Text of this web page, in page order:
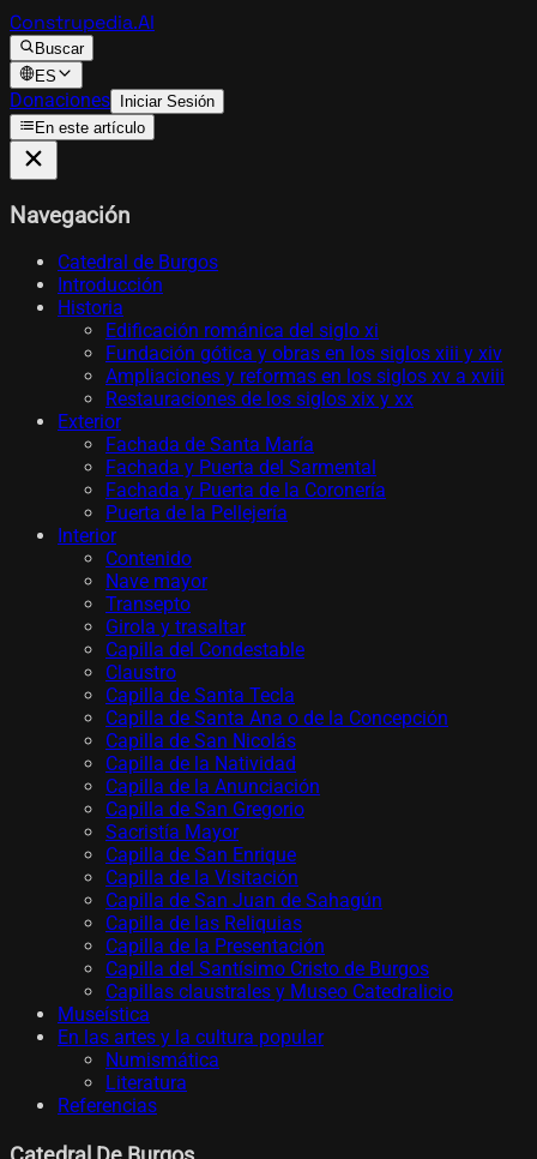
Construpedia.AI
Buscar
ES
Donaciones Iniciar Sesión
En este artículo
Navegación
Catedral de Burgos
Introducción
Historia
Edificación románica del siglo xi
Fundación gótica y obras en los siglos xiii y xiv
Ampliaciones y reformas en los siglos xv a xviii
Restauraciones de los siglos xix y xx
Exterior
Fachada de Santa María
Fachada y Puerta del Sarmental
Fachada y Puerta de la Coronería
Puerta de la Pellejería
Interior
Contenido
Nave mayor
Transepto
Girola y trasaltar
Capilla del Condestable
Claustro
Capilla de Santa Tecla
Capilla de Santa Ana o de la Concepción
Capilla de San Nicolás
Capilla de la Natividad
Capilla de la Anunciación
Capilla de San Gregorio
Sacristía Mayor
Capilla de San Enrique
Capilla de la Visitación
Capilla de San Juan de Sahagún
Capilla de las Reliquias
Capilla de la Presentación
Capilla del Santísimo Cristo de Burgos
Capillas claustrales y Museo Catedralicio
Museística
En las artes y la cultura popular
Numismática
Literatura
Referencias